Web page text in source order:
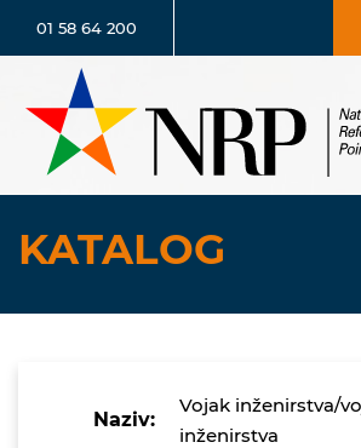
01 58 64 200
KATALOG
Naziv:
Vojak inženirstva/
inženirstva